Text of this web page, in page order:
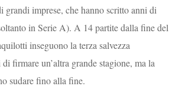
grandi imprese, che hanno scritto anni di
in Serie A). A 14 partite dalla fine del
inseguono la terza salvezza
firmare un’altra grande stagione, ma la
sudare fino alla fine.